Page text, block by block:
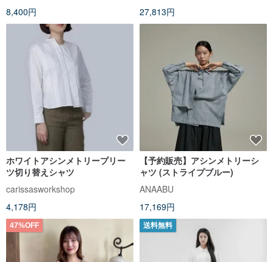
8,400円
27,813円
ホワイトアシンメトリープリー
ツ切り替えシャツ
carissasworkshop
4,178円
【予約販売】アシンメトリーシ
ャツ (ストライプブルー)
ANAABU
17,169円
47%OFF 送料無料